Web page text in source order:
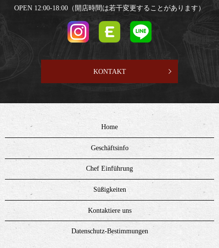
OPEN 12:00-18:00（開店時間は若干変更することがあります）
KONTAKT
Home
Geschäftsinfo
Chef Einführung
Süßigkeiten
Kontaktiere uns
Datenschutz-Bestimmungen